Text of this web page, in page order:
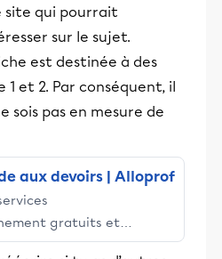
site qui pourrait
sur le sujet.
est destinée à des
1 et 2. Par conséquent, il
sois pas en mesure de
aux devoirs | Alloprof
gratuits et
engage les élèves